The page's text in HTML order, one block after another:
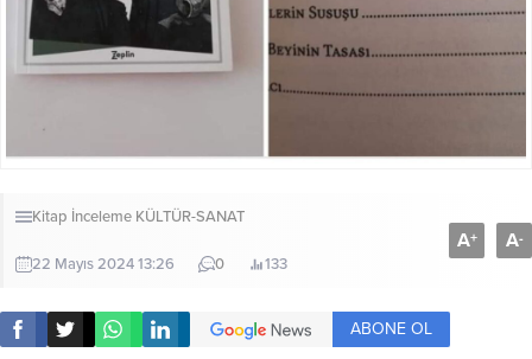
Kitap İnceleme KÜLTÜR-SANAT
22 Mayıs 2024 13:26 0 133
A+ A-
ABONE OL